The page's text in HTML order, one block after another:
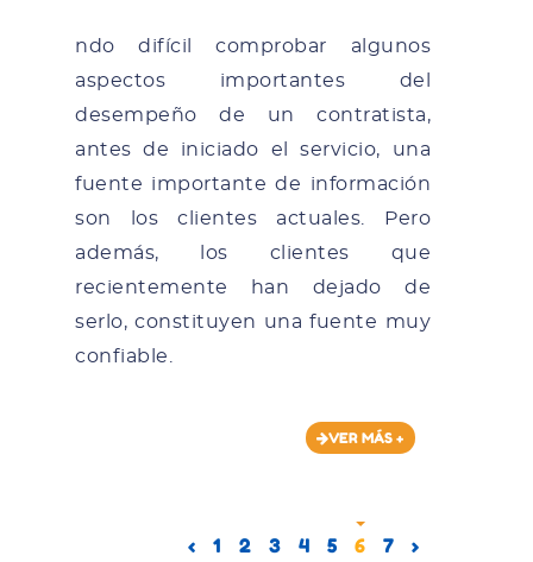
ndo difícil comprobar algunos
aspectos importantes del
desempeño de un contratista,
antes de iniciado el servicio, una
fuente importante de información
son los clientes actuales. Pero
además, los clientes que
recientemente han dejado de
serlo, constituyen una fuente muy
confiable.
VER MÁS +
‹ 1 2 3 4 5 6 7 ›